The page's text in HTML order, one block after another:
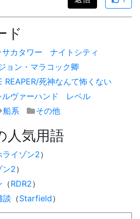
ド
サカタワー
ナイトシティ
ョン・マラコック卿
REAPER/死神なんて怖くない
ヴァーハンド
レベル
船系 その他
人気用語
ライゾン2）
ン2）
（RDR2）
談 （Starfield）